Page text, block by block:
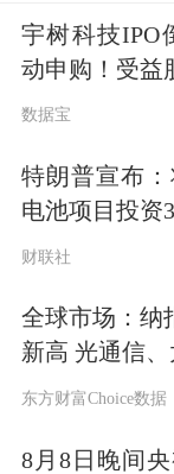
现强势？细
1、黄金
战争“非常
成协议。
司，自3月
2、锂业方
外进口受限
期面临挤压
宇树科技IPO
动申购！受益
数据宝
特朗普宣布
电池项目投资
财联社
全球市场：纳
新高 光通信
东方财富Choice数据
8月8日晚间